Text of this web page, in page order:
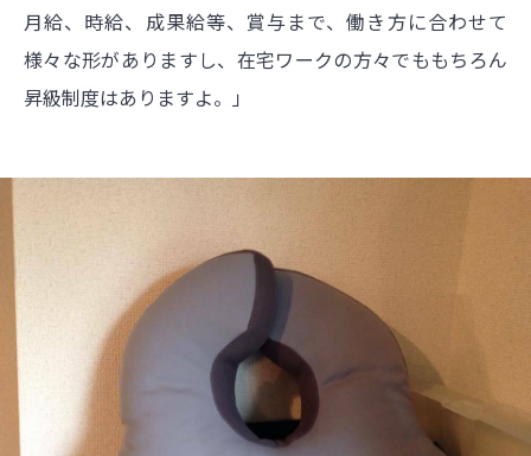
月給、時給、成果給等、賞与まで、働き方に合わせて
様々な形がありますし、在宅ワークの方々でももちろん
昇級制度はありますよ。」